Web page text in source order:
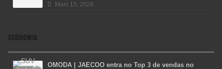
Maio 15, 2026
ECONOMIA
OMODA | JAECOO entra no Top 3 de vendas no